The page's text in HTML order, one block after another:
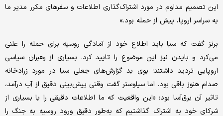
این تصمیم مداوم در مورد اشتراک‌گذاری اطلاعات و سفرهای مکرر مدیر ما
به سراسر اروپا، پیش از حمله بود.»
برنز گفت که سیا باید اطلاع خود از آمادگی روسیه برای حمله را علنی
می‌کرد و بایدن نیز این موضوع را تایید کرد. بسیاری از رهبران سیاسی
اروپایی تردید داشتند؛ بوی بد گزارش‌های جعلی سیا در مورد زرادخانه
صدام هنوز باقی بود. اما سیلوستر گفت وقتی پیش‌بینی دقیق از آب درآمد،
تاثیر آن برق‌آسا بود: «این واقعیت که ما اطلاعات دقیقی را با بسیاری از
شرکای خود به اشتراک گذاشتیم که به‌طور دقیق ورود روسیه به جنگ را